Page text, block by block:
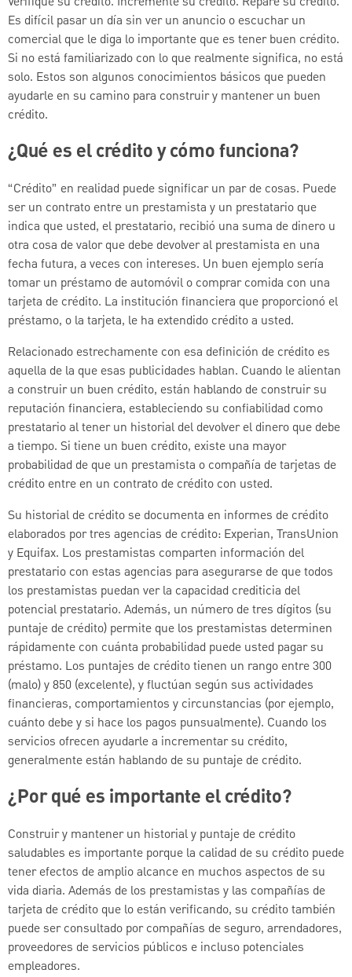
Es difícil pasar un día sin ver un anuncio o escuchar un
comercial que le diga lo importante que es tener buen crédito.
Si no está familiarizado con lo que realmente significa, no está
solo. Estos son algunos conocimientos básicos que pueden
ayudarle en su camino para construir y mantener un buen
crédito.
¿Qué es el crédito y cómo funciona?
“Crédito” en realidad puede significar un par de cosas. Puede
ser un contrato entre un prestamista y un prestatario que
indica que usted, el prestatario, recibió una suma de dinero u
otra cosa de valor que debe devolver al prestamista en una
fecha futura, a veces con intereses. Un buen ejemplo sería
tomar un préstamo de automóvil o comprar comida con una
tarjeta de crédito. La institución financiera que proporcionó el
préstamo, o la tarjeta, le ha extendido crédito a usted.
Relacionado estrechamente con esa definición de crédito es
aquella de la que esas publicidades hablan. Cuando le alientan
a construir un buen crédito, están hablando de construir su
reputación financiera, estableciendo su confiabilidad como
prestatario al tener un historial del devolver el dinero que debe
a tiempo. Si tiene un buen crédito, existe una mayor
probabilidad de que un prestamista o compañía de tarjetas de
crédito entre en un contrato de crédito con usted.
Su historial de crédito se documenta en informes de crédito
elaborados por tres agencias de crédito: Experian, TransUnion
y Equifax. Los prestamistas comparten información del
prestatario con estas agencias para asegurarse de que todos
los prestamistas puedan ver la capacidad crediticia del
potencial prestatario. Además, un número de tres dígitos (su
puntaje de crédito) permite que los prestamistas determinen
rápidamente con cuánta probabilidad puede usted pagar su
préstamo. Los puntajes de crédito tienen un rango entre 300
(malo) y 850 (excelente), y fluctúan según sus actividades
financieras, comportamientos y circunstancias (por ejemplo,
cuánto debe y si hace los pagos punsualmente). Cuando los
servicios ofrecen ayudarle a incrementar su crédito,
generalmente están hablando de su puntaje de crédito.
¿Por qué es importante el crédito?
Construir y mantener un historial y puntaje de crédito
saludables es importante porque la calidad de su crédito puede
tener efectos de amplio alcance en muchos aspectos de su
vida diaria. Además de los prestamistas y las compañías de
tarjeta de crédito que lo están verificando, su crédito también
puede ser consultado por compañías de seguro, arrendadores,
proveedores de servicios públicos e incluso potenciales
empleadores.